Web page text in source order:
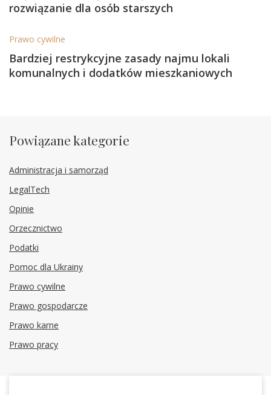
rozwiązanie dla osób starszych
Prawo cywilne
Bardziej restrykcyjne zasady najmu lokali
komunalnych i dodatków mieszkaniowych
Powiązane kategorie
Administracja i samorząd
LegalTech
Opinie
Orzecznictwo
Podatki
Pomoc dla Ukrainy
Prawo cywilne
Prawo gospodarcze
Prawo karne
Prawo pracy